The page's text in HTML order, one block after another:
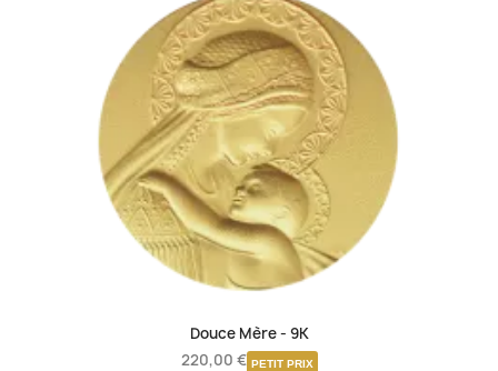
Douce Mère - 9K
220,00 € PETIT PRIX